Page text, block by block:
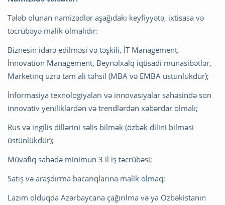
Tələb olunan namizədlər aşağıdakı keyfiyyətə, ixtisasa və
təcrübəyə malik olmalıdır:
Biznesin idarə edilməsi və təşkili, İT Management,
İnnovation Management, Beynəlxalq iqtisadi münasibətlər,
Marketinq üzrə tam ali təhsil (MBA və EMBA üstünlükdür);
İnformasiya texnologiyaları və innovasiyalar sahəsində son
innovativ yeniliklərdən və trendlərdən xəbərdar olmalı;
Rus və ingilis dillərini səlis bilmək (özbək dilini bilməsi
üstünlükdür);
Müvafiq sahədə minimun 3 il iş təcrübəsi;
Satış və araşdırma bacarıqlarına malik olmaq;
Lazım olduqda Azərbaycana çağırılma və ya Özbəkistanın